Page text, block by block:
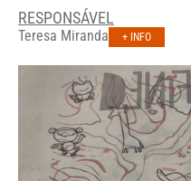
RESPONSÁVEL
Teresa Miranda + INFO